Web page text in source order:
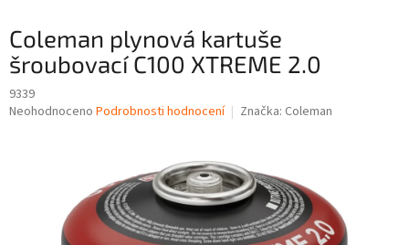
Coleman plynová kartuše
šroubovací C100 XTREME 2.0
9339
Průměrné
hvězdiček.
Neohodnoceno Podrobnosti hodnocení Značka: Coleman